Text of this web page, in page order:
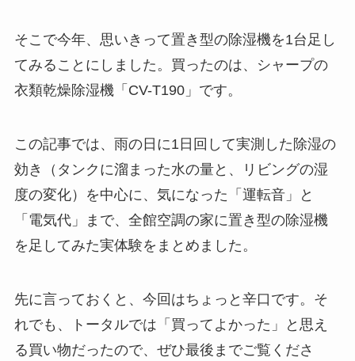
そこで今年、思いきって置き型の除湿機を1台足し
てみることにしました。買ったのは、シャープの
衣類乾燥除湿機「CV-T190」です。
この記事では、雨の日に1日回して実測した除湿の
効き（タンクに溜まった水の量と、リビングの湿
度の変化）を中心に、気になった「運転音」と
「電気代」まで、全館空調の家に置き型の除湿機
を足してみた実体験をまとめました。
先に言っておくと、今回はちょっと辛口です。そ
れでも、トータルでは「買ってよかった」と思え
る買い物だったので、ぜひ最後までご覧くださ